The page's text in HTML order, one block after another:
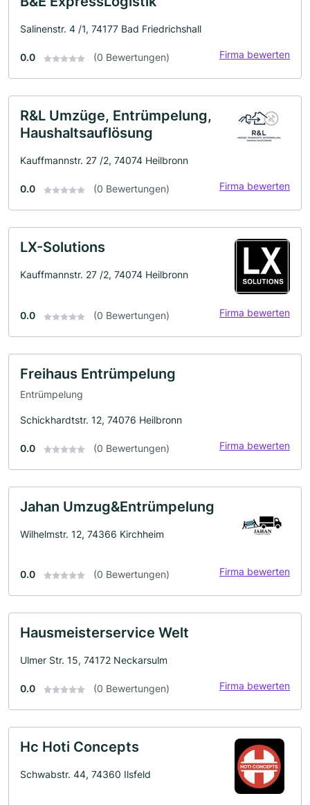
Salinenstr. 4 /1, 74177 Bad Friedrichshall
0.0 (0 Bewertungen) Firma bewerten
R&L Umzüge, Entrümpelung,
Haushaltsauflösung
Kauffmannstr. 27 /2, 74074 Heilbronn
0.0 (0 Bewertungen) Firma bewerten
LX-Solutions
Kauffmannstr. 27 /2, 74074 Heilbronn
0.0 (0 Bewertungen) Firma bewerten
Freihaus Entrümpelung
Entrümpelung
Schickhardtstr. 12, 74076 Heilbronn
0.0 (0 Bewertungen) Firma bewerten
Jahan Umzug&Entrümpelung
Wilhelmstr. 12, 74366 Kirchheim
0.0 (0 Bewertungen) Firma bewerten
Hausmeisterservice Welt
Ulmer Str. 15, 74172 Neckarsulm
0.0 (0 Bewertungen) Firma bewerten
Hc Hoti Concepts
Schwabstr. 44, 74360 Ilsfeld